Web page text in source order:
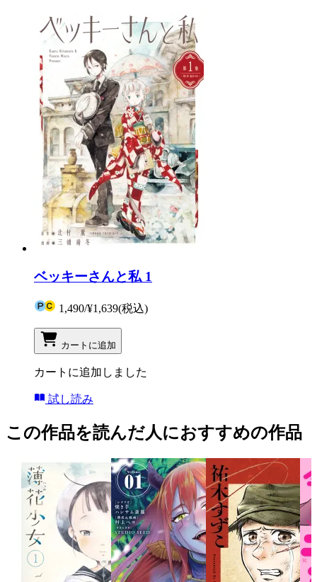
ベッキーさんと私 1
1,490/¥1,639(税込)
カートに追加
カートに追加しました
試し読み
この作品を読んだ人におすすめの作品